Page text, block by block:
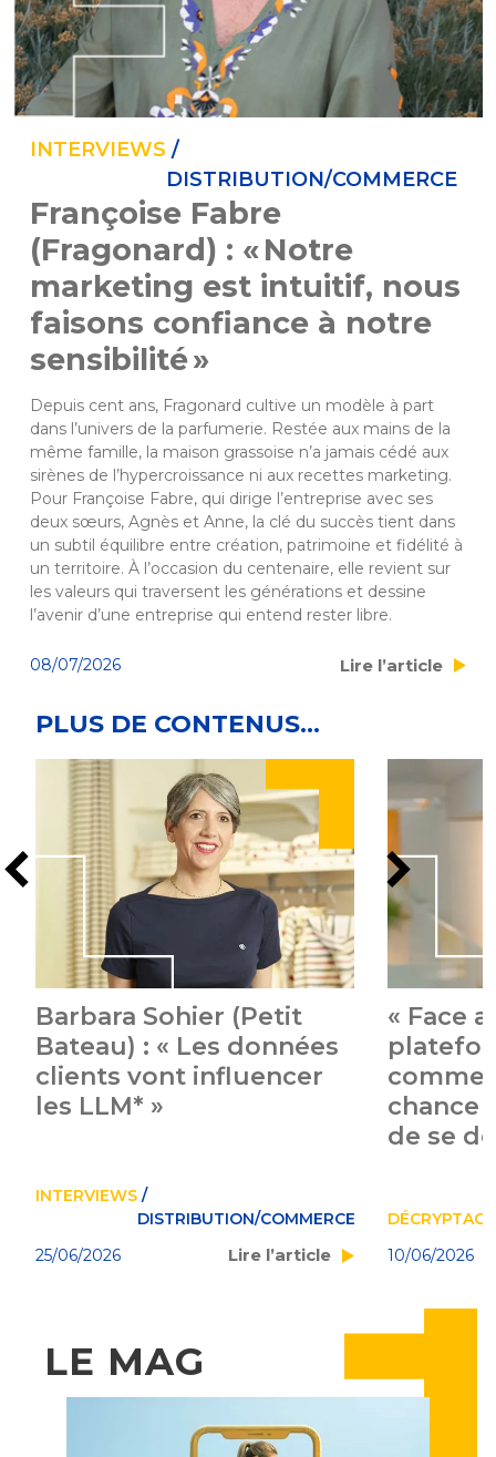
LE MAG
Françoise Fabre
(Fragonard) : « Notre
marketing est intuitif, nous
faisons confiance à notre
sensibilité »
Depuis cent ans, Fragonard cultive un modèle à part
dans l’univers de la parfumerie. Restée aux mains de la
même famille, la maison grassoise n’a jamais cédé aux
sirènes de l’hypercroissance ni aux recettes marketing.
Pour Françoise Fabre, qui dirige l’entreprise avec ses
deux sœurs, Agnès et Anne, la clé du succès tient dans
un subtil équilibre entre création, patrimoine et fidélité à
un territoire. À l’occasion du centenaire, elle revient sur
les valeurs qui traversent les générations et dessine
l’avenir d’une entreprise qui entend rester libre.
INTERVIEWS /
DISTRIBUTION/COMMERCE
08/07/2026 Lire l’article
PLUS DE CONTENUS...
Barbara Sohier (Petit
Bateau) : « Les données
clients vont influencer
les LLM* »
25/06/2026
INTERVIEWS /
DISTRIBUTION/COMMERCE
Lire l’article
« Face
chance
de se
10/06/2026